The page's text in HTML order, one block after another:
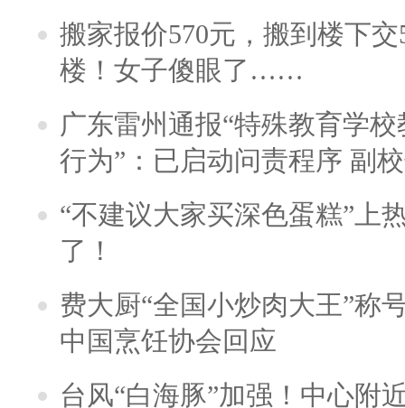
搬家报价570元，搬到楼下
楼！女子傻眼了……
广东雷州通报“特殊教育学
行为”：已启动问责程序 副
“不建议大家买深色蛋糕”上
了！
费大厨“全国小炒肉大王”称
中国烹饪协会回应
台风“白海豚”加强！中心附